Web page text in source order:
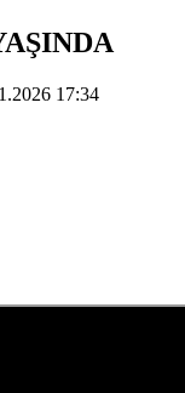
17:34